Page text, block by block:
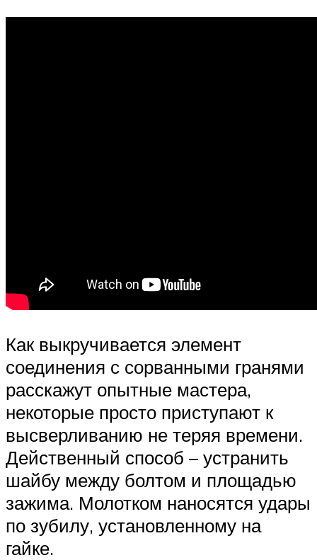
Как выкручивается элемент
соединения с сорванными гранями
расскажут опытные мастера,
некоторые просто приступают к
высверливанию не теряя времени.
Действенный способ – устранить
шайбу между болтом и площадью
зажима. Молотком наносятся удары
по зубилу, установленному на
гайке.